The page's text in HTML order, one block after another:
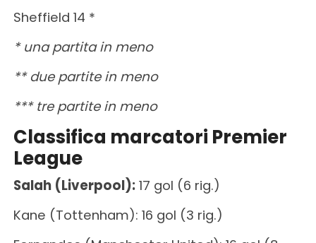
Sheffield 14 *
* una partita in meno
** due partite in meno
*** tre partite in meno
Classifica marcatori Premier
League
Salah (Liverpool):17 gol (6 rig.)
Kane (Tottenham): 16 gol (3 rig.)